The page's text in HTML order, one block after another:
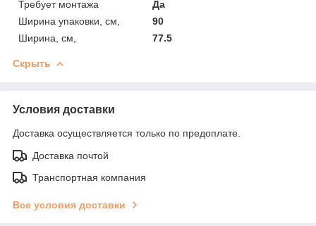
Требует монтажа
Да
Ширина упаковки, см,
90
Ширина, см,
77.5
Скрыть
Условия доставки
Доставка осуществляется только по предоплате.
Доставка почтой
Транспортная компания
Все условия доставки